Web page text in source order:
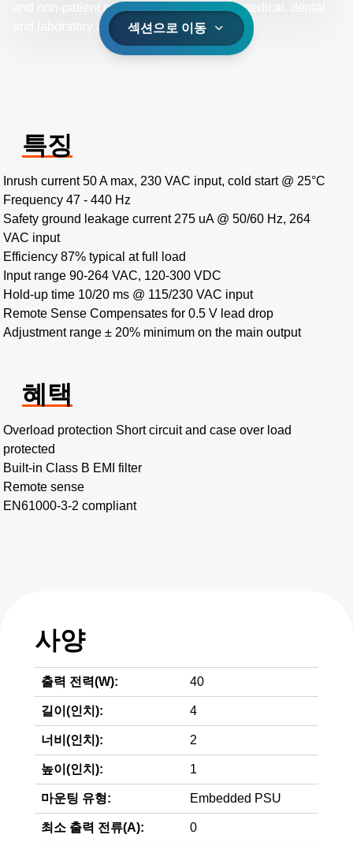
and non-patient critical use in low power medical, dental
and laboratory applications.섹션으로 이동
특징
Inrush current 50 A max, 230 VAC input, cold start @ 25°C
Frequency 47 - 440 Hz
Safety ground leakage current 275 uA @ 50/60 Hz, 264
VAC input
Efficiency 87% typical at full load
Input range 90-264 VAC, 120-300 VDC
Hold-up time 10/20 ms @ 115/230 VAC input
Remote Sense Compensates for 0.5 V lead drop
Adjustment range ± 20% minimum on the main output
혜택
Overload protection Short circuit and case over load
protected
Built-in Class B EMI filter
Remote sense
EN61000-3-2 compliant
사양
출력 전력(W): 40
길이(인치): 4
너비(인치): 2
높이(인치): 1
마운팅 유형: Embedded PSU
최소 출력 전류(A): 0